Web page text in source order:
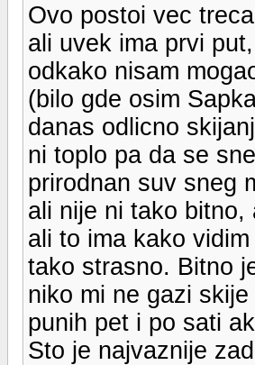
Ovo postoi vec
ali uvek ima prvi
odkako nisam
(bilo gde osim
danas odlicno
ni toplo pa da se
prirodnan suv sneg
ali nije ni tako
ali to ima kako
tako strasno. Bitno
niko mi ne gazi
punih pet i po sati
Sto je najvaznije